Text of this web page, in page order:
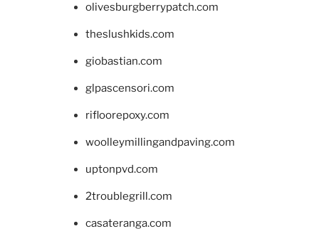
olivesburgberrypatch.com
theslushkids.com
giobastian.com
glpascensori.com
rifloorepoxy.com
woolleymillingandpaving.com
uptonpvd.com
2troublegrill.com
casateranga.com